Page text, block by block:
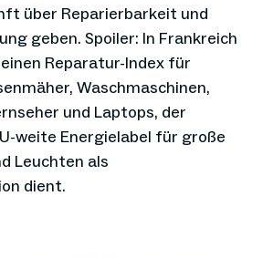
über Reparierbarkeit und
geben. Spoiler: In Frankreich
Reparatur-Index für
Waschmaschinen,
und Laptops, der
weite Energielabel für große
Leuchten als
dient.